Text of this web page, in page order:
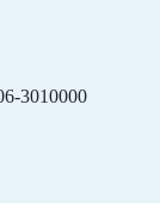
3010000